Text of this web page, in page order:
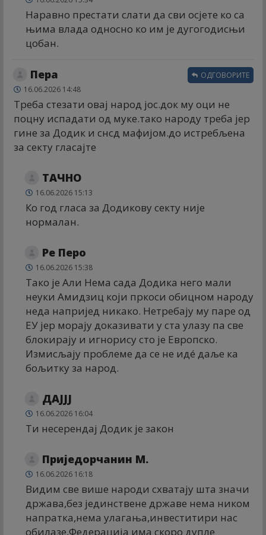
Наравно престати слати да сви осјете ко са
њима влада односно ко им је дугогодисњи
цобан.
Пера
16.06.2026 14:48
Треба стезати овај народ јос.док му оци не
поцну испадати од муке.тако народу треба јер
гине за Додик и снсд мафијом.до истребљена
за секту гласајте
ОДГОВОРИТЕ
ТАЧНО
16.06.2026 15:13
Ко год гласа за Додикову секту није
нормалан.
Ре Перо
16.06.2026 15:38
Тако је Али Нема сада Додика него мали
неуки Амидзиц који пркоси обицном народу
неда напријед никако. Нетребају му паре од
ЕУ јер морају доказивати у ста улазу па све
блокирају и игнорису сто је Европско.
Измисљају проблеме да се не идé даље ка
бољитку за народ.
ДАЈЈЈ
16.06.2026 16:04
Ти несерендај Додик је закон
Приједорчанин М.
16.06.2026 16:18
Видим све више народи схватају шта значи
држава,без јединствене државе нема ником
напратка,нема улагања,инвеститири нас
обилазе,Федерација има скоро дупле